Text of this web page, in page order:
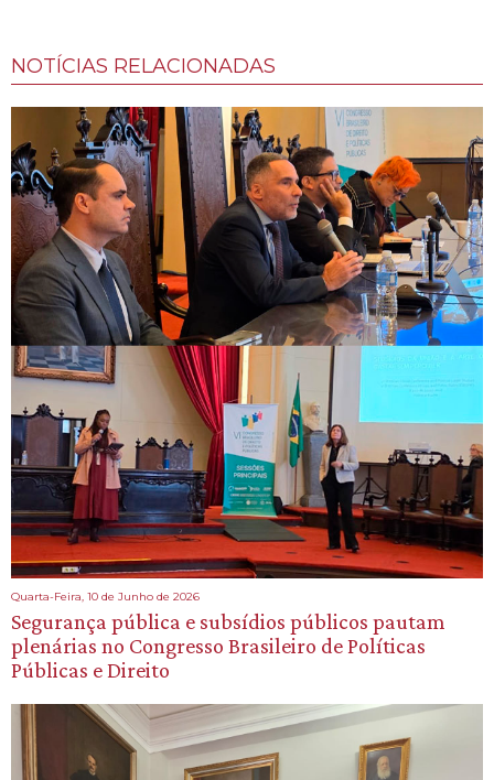
NOTÍCIAS RELACIONADAS
Quarta-Feira, 10 de Junho de 2026
Segurança pública e subsídios públicos pautam
plenárias no Congresso Brasileiro de Políticas
Públicas e Direito